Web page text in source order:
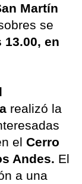
Martín
se
13.00, en
realizó la
el Cerro
Andes. El
a una